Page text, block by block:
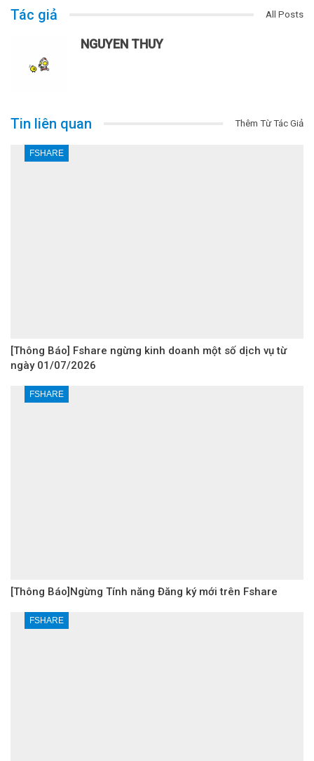
Tác giả All Posts
NGUYEN THUY
Tin liên quan Thêm Từ Tác Giả
FSHARE
[Thông Báo] Fshare ngừng kinh doanh một số dịch vụ từ
ngày 01/07/2026
FSHARE
[Thông Báo]Ngừng Tính năng Đăng ký mới trên Fshare
FSHARE